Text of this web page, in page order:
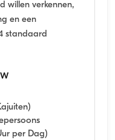
willen verkennen,
en een
standaard
per Dag)